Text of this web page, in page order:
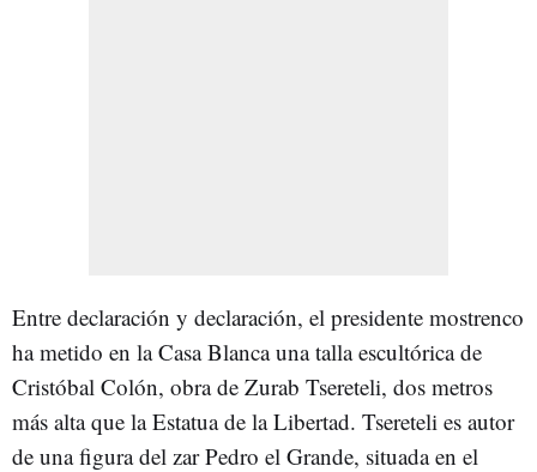
Entre declaración y declaración, el presidente mostrenco
ha metido en la Casa Blanca una talla escultórica de
Cristóbal Colón, obra de Zurab Tsereteli, dos metros
más alta que la Estatua de la Libertad. Tsereteli es autor
de una figura del zar Pedro el Grande, situada en el